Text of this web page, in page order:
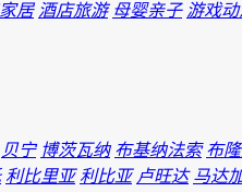
居 酒店旅游 母婴亲子 游戏
贝宁 博茨瓦纳 布基纳法索 布
利比里亚 利比亚 卢旺达 马达